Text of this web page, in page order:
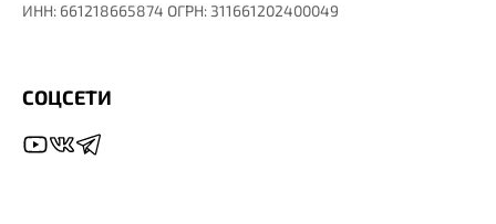
ИНН: 661218665874 ОГРН: 311661202400049
СОЦСЕТИ